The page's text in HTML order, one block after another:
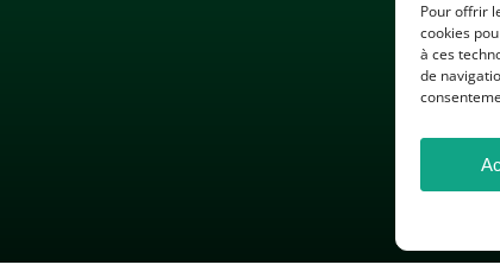
Pour offrir
cookies
à ces
de